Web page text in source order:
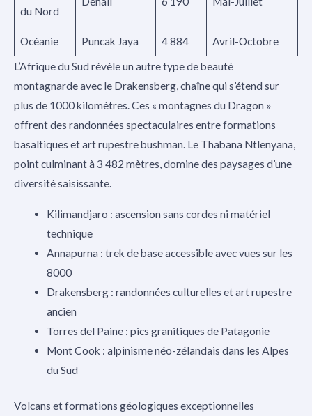
du Nord
Océanie Puncak Jaya 4 884
Avril-Octobre
L’Afrique du Sud révèle un autre type de beauté
montagnarde avec le Drakensberg, chaîne qui s’étend sur
plus de 1000 kilomètres. Ces « montagnes du Dragon »
offrent des randonnées spectaculaires entre formations
basaltiques et art rupestre bushman. Le Thabana Ntlenyana,
point culminant à 3 482 mètres, domine des paysages d’une
diversité saisissante.
Kilimandjaro : ascension sans cordes ni matériel
technique
Annapurna : trek de base accessible avec vues sur les
8000
Drakensberg : randonnées culturelles et art rupestre
ancien
Torres del Paine : pics granitiques de Patagonie
Mont Cook : alpinisme néo-zélandais dans les Alpes
du Sud
Volcans et formations géologiques exceptionnelles